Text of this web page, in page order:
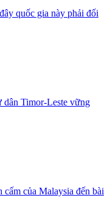
quốc gia này phải đối
Timor-Leste vững
của Malaysia đến bài